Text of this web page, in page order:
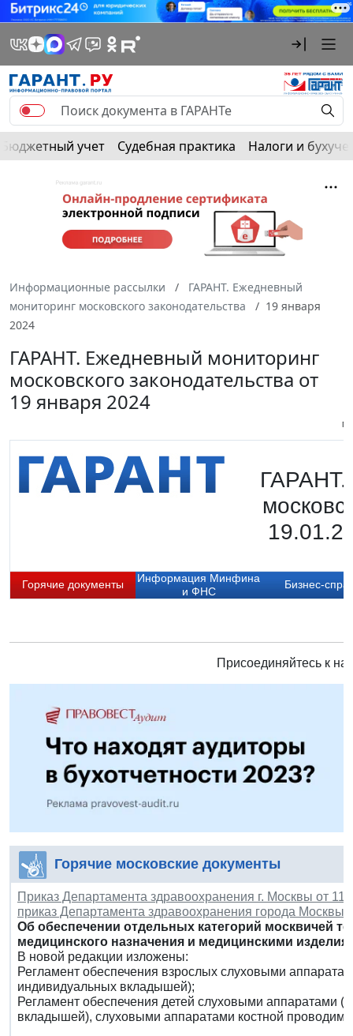
Бюджетный учет Судебная практика Налоги и
Информационные рассылки
ГАРАНТ. Ежедневный
мониторинг московского законодательства
19 января
2024
ГАРАНТ. Ежедневный мониторинг
московского законодательства от
19 января 2024
ГАРАНТ.
Горячие документы
Информация Минфина
и ФНС
Бизнес-
Присоединяйтесь к
Горячие московские документы
Приказ Департамента здравоохранения г. Москвы от
приказ Департамента здравоохранения города Москвы
Об обеспечении отдельных категорий москвичей
медицинского назначения и медицинскими
В новой редакции изложены:
Регламент обеспечения взрослых слуховыми
индивидуальных вкладышей);
Регламент обеспечения детей слуховыми аппаратами
вкладышей), слуховыми аппаратами костной